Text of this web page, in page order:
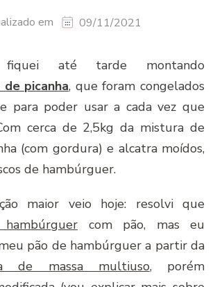
em 09/11/2021
até tarde montando
picanha, que foram congelados
para poder usar a cada vez que
cerca de 2,5kg da mistura de
(com gordura) e alcatra moídos,
de hambúrguer.
maior veio hoje: resolvi que
com pão, mas eu
pão de hambúrguer a partir da
de massa multiuso, porém